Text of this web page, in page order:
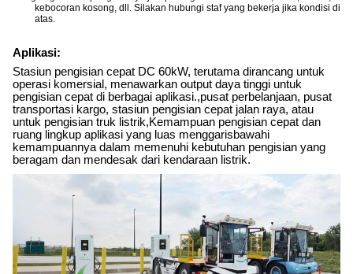
kebocoran kosong, dll. Silakan hubungi staf yang bekerja jika kondisi di
atas.
Aplikasi:
Stasiun pengisian cepat DC 60kW, terutama dirancang untuk
operasi komersial, menawarkan output daya tinggi untuk
pengisian cepat di berbagai aplikasi.,pusat perbelanjaan, pusat
transportasi kargo, stasiun pengisian cepat jalan raya, atau
untuk pengisian truk listrik,Kemampuan pengisian cepat dan
ruang lingkup aplikasi yang luas menggarisbawahi
kemampuannya dalam memenuhi kebutuhan pengisian yang
beragam dan mendesak dari kendaraan listrik.